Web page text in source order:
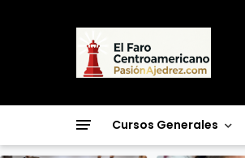
Cursos Generales